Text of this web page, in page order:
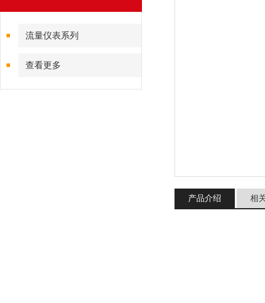
流量仪表系列
查看更多
产品介绍 相